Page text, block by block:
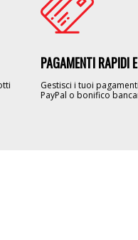
PAGAMENTI RAPIDI
Gestisci i tuoi
PayPal o bonifico